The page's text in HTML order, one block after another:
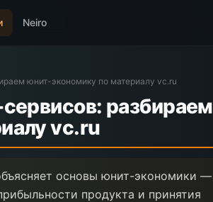
Neiro
юнит-экономику по материалу vc.ru
разбираем
vc.ru
основы юнит-экономики —
продукта и принятия